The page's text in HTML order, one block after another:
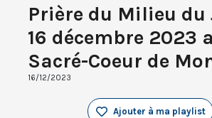
Prière du Milieu du
16 décembre 2023
Sacré-Coeur de
16/12/2023
Ajouter à ma playlist